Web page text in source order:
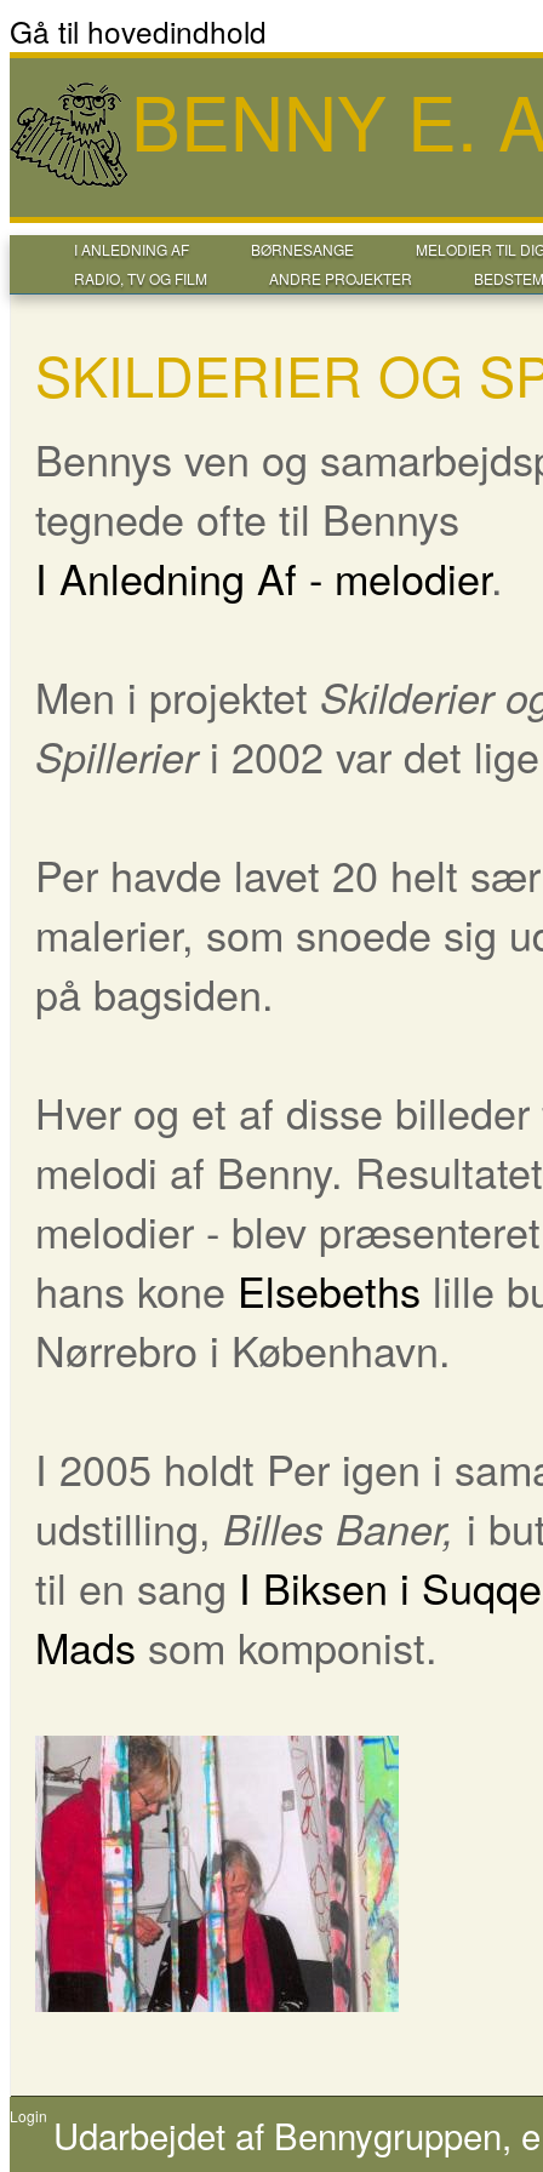
Gå til hovedindhold
BENNY E.
I ANLEDNING AF BØRNESANGE
MELODIER TIL
RADIO, TV OG FILM
ANDRE PROJEKTER
SKILDERIER OG
Bennys ven og
tegnede ofte til Bennys
I Anledning Af - melodier.
Men i projektet Skilderier
Spillerieri 2002 var det
Per havde lavet 20 helt
malerier, som snoede sig
på bagsiden.
Hver og et af disse
melodi af Benny.
melodier - blev
hans kone Elsebeths lille
Nørrebro i København.
I 2005 holdt Per igen i
udstilling, Billes Baner, i
til en sang I Biksen i
Mads som komponist.
Login Udarbejdet af Bennygruppen,